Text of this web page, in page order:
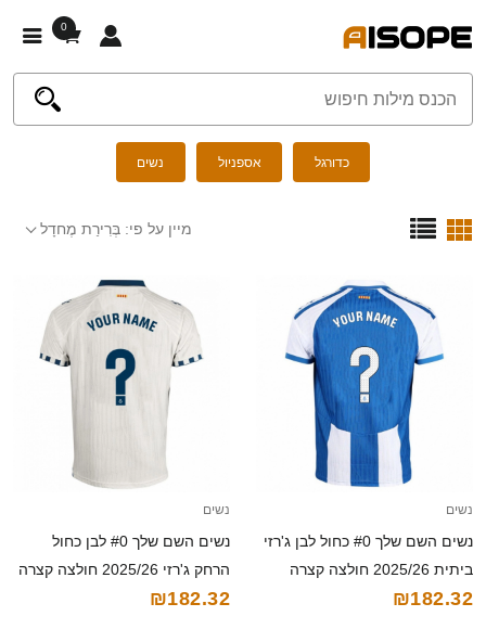
0
כדורגל אספניול נשים
מיין על פי: בְּרִירַת מֶחדָל
נשים
נשים השם שלך #0 כחול לבן ג'רזי
ביתית 2025/26 חולצה קצרה
₪182.32
נשים
נשים השם שלך #0 לבן כחול
הרחק ג'רזי 2025/26 חולצה קצרה
₪182.32